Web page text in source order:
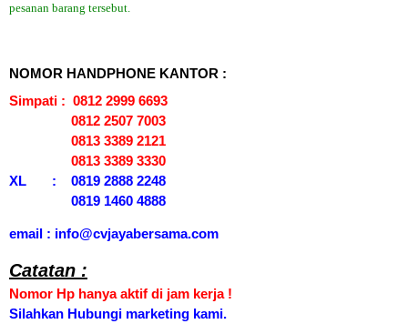
pesanan barang tersebut.
NOMOR HANDPHONE KANTOR :
Simpati : 0812 2999 6693
0812 2507 7003
0813 3389 2121
0813 3389 3330
XL : 0819 2888 2248
0819 1460 4888
email : info@cvjayabersama.com
Catatan :
Nomor Hp hanya aktif di jam kerja !
Silahkan Hubungi marketing kami.